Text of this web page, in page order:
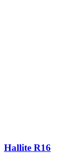
Hallite R16